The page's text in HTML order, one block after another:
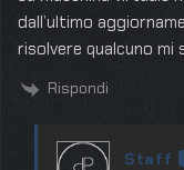
dall’ultimo
risolvere qualcuno mi
Rispondi
Staff